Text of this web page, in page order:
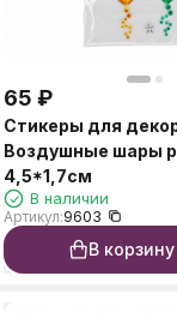
65 ₽
Стикеры для
Воздушные шары
4,5*1,7см
В наличии
Артикул:9603
В корзину